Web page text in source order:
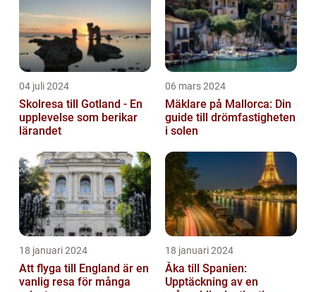
fascinerande land, är Al...
04 juli 2024
Skolresa till Gotland - En
upplevelse som berikar
lärandet
06 mars 2024
Mäklare på Mallorca: Din
guide till drömfastigheten
i solen
18 januari 2024
Att flyga till England är en
vanlig resa för många
18 januari 2024
Åka till Spanien:
Upptäckning av en